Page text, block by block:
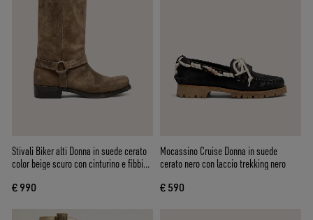
Stivali Biker alti Donna in suede cerato
color beige scuro con cinturino e fibbia
€ 990
Mocassino Cruise Donna in suede
cerato nero con laccio trekking nero
€ 590